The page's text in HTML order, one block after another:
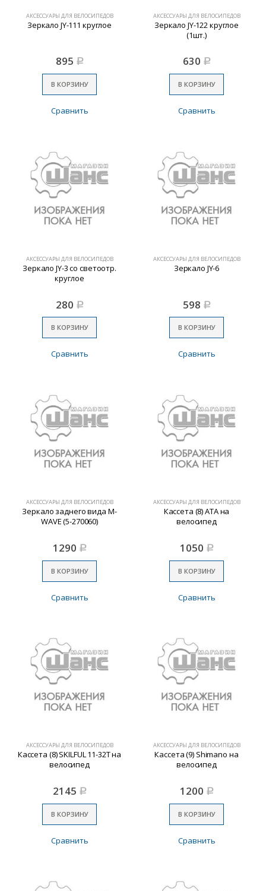
АКСЕССУАРЫ ДЛЯ ВЕЛОСИПЕДОВ
Зеркало JY-111 круглое
895 Р
В КОРЗИНУ
Сравнить
АКСЕССУАРЫ ДЛЯ ВЕЛОСИПЕДОВ
Зеркало JY-122 круглое
(1шт.)
630 Р
В КОРЗИНУ
Сравнить
АКСЕССУАРЫ ДЛЯ ВЕЛОСИПЕДОВ
Зеркало JY-3 со светоотр.
круглое
280 Р
В КОРЗИНУ
Сравнить
АКСЕССУАРЫ ДЛЯ ВЕЛОСИПЕДОВ
Зеркало JY-6
598 Р
В КОРЗИНУ
Сравнить
АКСЕССУАРЫ ДЛЯ ВЕЛОСИПЕДОВ
Зеркало заднего вида M-
WAVE (5-270060)
1290 Р
В КОРЗИНУ
Сравнить
АКСЕССУАРЫ ДЛЯ ВЕЛОСИПЕДОВ
Кассета (8) ATA на
велосипед
1050 Р
В КОРЗИНУ
Сравнить
АКСЕССУАРЫ ДЛЯ ВЕЛОСИПЕДОВ
Кассета (8) SKILFUL 11-32T на
велосипед
2145 Р
В КОРЗИНУ
Сравнить
АКСЕССУАРЫ ДЛЯ ВЕЛОСИПЕДОВ
Кассета (9) Shimano на
велосипед
1200 Р
В КОРЗИНУ
Сравнить